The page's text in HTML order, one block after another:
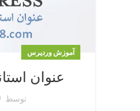
آموزش وردپرس
عنوان
توسط